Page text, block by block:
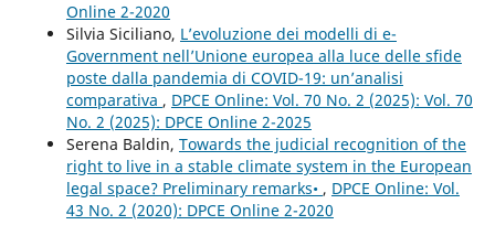
Online 2-2020
Silvia Siciliano, L’evoluzione dei modelli di e-
Government nell’Unione europea alla luce delle sfide
poste dalla pandemia di COVID-19: un’analisi
comparativa , DPCE Online: Vol. 70 No. 2 (2025): Vol. 70
No. 2 (2025): DPCE Online 2-2025
Serena Baldin, Towards the judicial recognition of the
right to live in a stable climate system in the European
legal space? Preliminary remarks• , DPCE Online: Vol.
43 No. 2 (2020): DPCE Online 2-2020